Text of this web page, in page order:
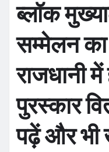
ब्लॉक
सम्मेलन
राजधानी में
पुरस्कार
पढ़ें और